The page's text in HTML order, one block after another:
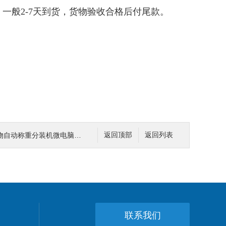
般2-7天到货，货物验收合格后付尾款。
返回列表
返回顶部
重分装机微电脑智能控制下料
联系我们